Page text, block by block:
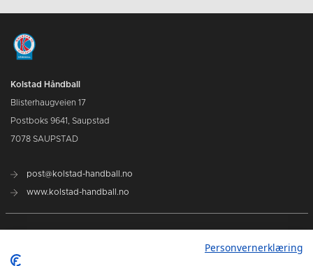
Kolstad Håndball
Blisterhaugveien 17
Postboks 9641, Saupstad
7078 SAUPSTAD
post@kolstad-handball.no
www.kolstad-handball.no
Personvernerklæring